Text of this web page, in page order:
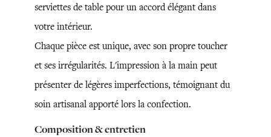
serviettes de table pour un accord élégant dans
votre intérieur.
Chaque pièce est unique, avec son propre toucher
et ses irrégularités. L'impression à la main peut
présenter de légères imperfections, témoignant du
soin artisanal apporté lors la confection.
Composition & entretien